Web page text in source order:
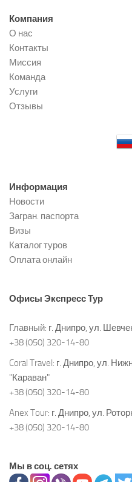
Компания
О нас
Контакты
Миссия
Команда
Услуги
Отзывы
Информация
Новости
Загран. паспорта
Визы
Каталог туров
Оплата онлайн
Офисы Экспресс Тур
Главный: г. Днипро, ул.
+38 (050) 320-14-80
Coral Travel: г. Днипро, ул.
"Караван"
+38 (050) 320-14-80
Anex Tour: г. Днипро, ул.
+38 (050) 320-14-80
Мы в соц. сетях